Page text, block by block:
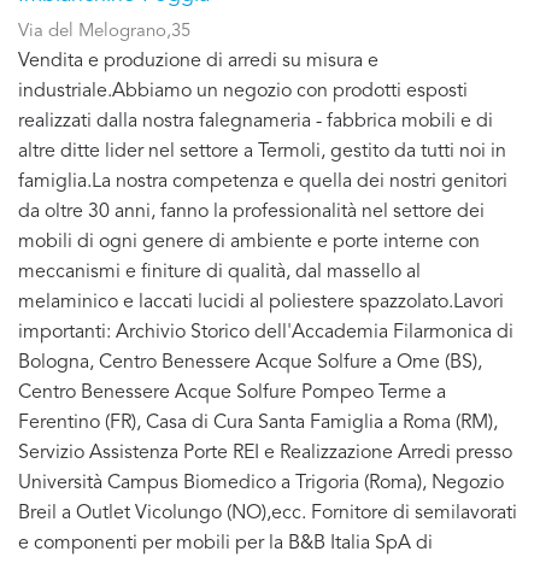
Via del Melograno,35
Vendita e produzione di arredi su misura e
industriale.Abbiamo un negozio con prodotti esposti
realizzati dalla nostra falegnameria - fabbrica mobili e di
altre ditte lider nel settore a Termoli, gestito da tutti noi in
famiglia.La nostra competenza e quella dei nostri genitori
da oltre 30 anni, fanno la professionalità nel settore dei
mobili di ogni genere di ambiente e porte interne con
meccanismi e finiture di qualità, dal massello al
melaminico e laccati lucidi al poliestere spazzolato.Lavori
importanti: Archivio Storico dell'Accademia Filarmonica di
Bologna, Centro Benessere Acque Solfure a Ome (BS),
Centro Benessere Acque Solfure Pompeo Terme a
Ferentino (FR), Casa di Cura Santa Famiglia a Roma (RM),
Servizio Assistenza Porte REI e Realizzazione Arredi presso
Università Campus Biomedico a Trigoria (Roma), Negozio
Breil a Outlet Vicolungo (NO),ecc. Fornitore di semilavorati
e componenti per mobili per la B&B Italia SpA di